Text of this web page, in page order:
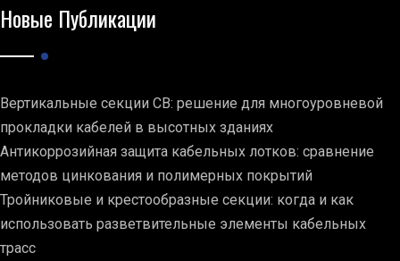
Новые Публикации
Вертикальные секции СВ: решение для многоуровневой
прокладки кабелей в высотных зданиях
Антикоррозийная защита кабельных лотков: сравнение
методов цинкования и полимерных покрытий
Тройниковые и крестообразные секции: когда и как
использовать разветвительные элементы кабельных
трасс